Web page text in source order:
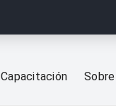
Capacitación Sobre